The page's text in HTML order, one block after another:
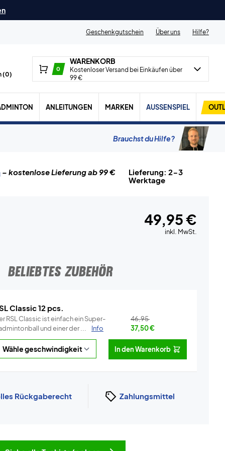
Geschenkgutschein
Über uns Hilfe?
(0)
0
WARENKORB
Kostenloser Versand bei Einkäufen über
99 €
ANLEITUNGEN MARKEN AUSSENSPIEL
Brauchst du Hilfe?
– kostenlose Lieferung ab 99 €
Lieferung: 2-3
Werktage
49,95 €
inkl. MwSt.
BELIEBTES ZUBEHÖR
Classic 12 pcs.
RSL Classic ist einfach ein Super-
und einer der ...
Info
46,95
37,50€
In den Warenkorb
Rückgaberecht Zahlungsmittel